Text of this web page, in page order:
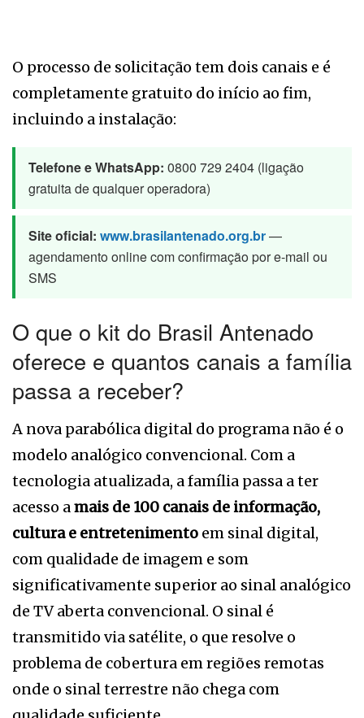
O processo de solicitação tem dois canais e é
completamente gratuito do início ao fim,
incluindo a instalação:
Telefone e WhatsApp: 0800 729 2404 (ligação
gratuita de qualquer operadora)
Site oficial: www.brasilantenado.org.br—
agendamento online com confirmação por e-mail ou
SMS
O que o kit do Brasil Antenado
oferece e quantos canais a família
passa a receber?
A nova parabólica digital do programa não é o
modelo analógico convencional. Com a
tecnologia atualizada, a família passa a ter
acesso a mais de 100 canais de informação,
cultura e entretenimento em sinal digital,
com qualidade de imagem e som
significativamente superior ao sinal analógico
de TV aberta convencional. O sinal é
transmitido via satélite, o que resolve o
problema de cobertura em regiões remotas
onde o sinal terrestre não chega com